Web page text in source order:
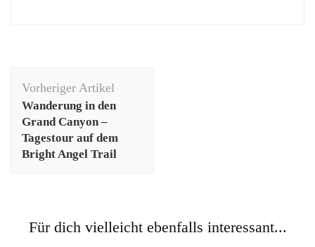
Vorheriger Artikel
Wanderung in den
Grand Canyon –
Tagestour auf dem
Bright Angel Trail
Für dich vielleicht ebenfalls interessant...
Fotografie